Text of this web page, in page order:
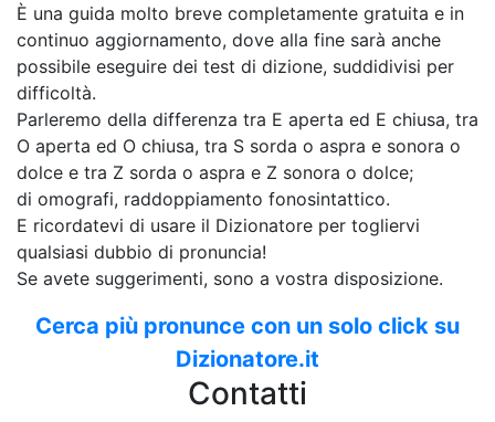
È una guida molto breve completamente gratuita e in
continuo aggiornamento, dove alla fine sarà anche
possibile eseguire dei test di dizione, suddidivisi per
difficoltà.
Parleremo della differenza tra E aperta ed E chiusa, tra
O aperta ed O chiusa, tra S sorda o aspra e sonora o
dolce e tra Z sorda o aspra e Z sonora o dolce;
di omografi, raddoppiamento fonosintattico.
E ricordatevi di usare il Dizionatore per togliervi
qualsiasi dubbio di pronuncia!
Se avete suggerimenti, sono a vostra disposizione.
Cerca più pronunce con un solo click su
Dizionatore.it
Contatti